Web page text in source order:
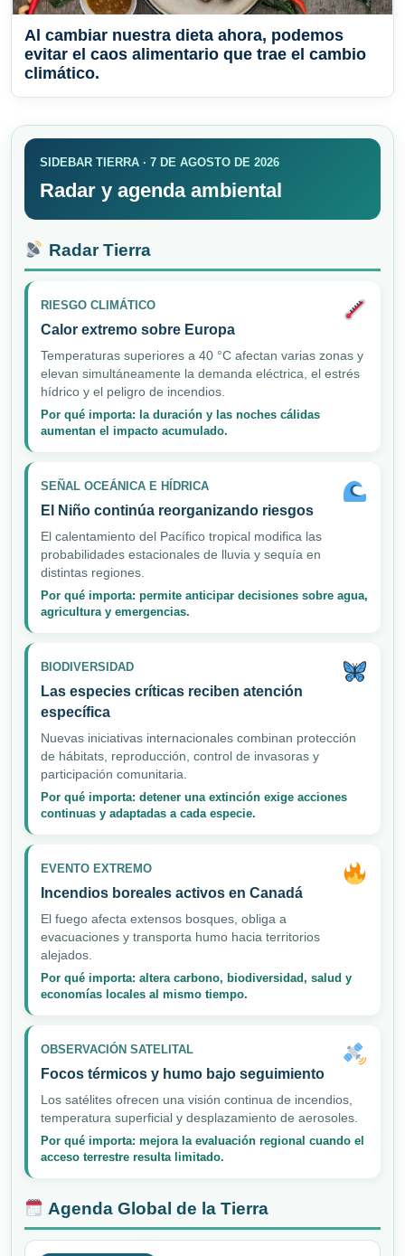
Al cambiar nuestra dieta ahora, podemos
evitar el caos alimentario que trae el cambio
climático.
SIDEBAR TIERRA · 7 DE AGOSTO DE 2026
Radar y agenda ambiental
Radar Tierra
RIESGO CLIMÁTICO
Calor extremo sobre Europa
Temperaturas superiores a 40 °C afectan varias zonas y
elevan simultáneamente la demanda eléctrica, el estrés
hídrico y el peligro de incendios.
Por qué importa: la duración y las noches cálidas
aumentan el impacto acumulado.
SEÑAL OCEÁNICA E HÍDRICA
El Niño continúa reorganizando riesgos
El calentamiento del Pacífico tropical modifica las
probabilidades estacionales de lluvia y sequía en
distintas regiones.
Por qué importa: permite anticipar decisiones sobre agua,
agricultura y emergencias.
BIODIVERSIDAD
Las especies críticas reciben atención
específica
Nuevas iniciativas internacionales combinan protección
de hábitats, reproducción, control de invasoras y
participación comunitaria.
Por qué importa: detener una extinción exige acciones
continuas y adaptadas a cada especie.
EVENTO EXTREMO
Incendios boreales activos en Canadá
El fuego afecta extensos bosques, obliga a
evacuaciones y transporta humo hacia territorios
alejados.
Por qué importa: altera carbono, biodiversidad, salud y
economías locales al mismo tiempo.
OBSERVACIÓN SATELITAL
Focos térmicos y humo bajo seguimiento
Los satélites ofrecen una visión continua de incendios,
temperatura superficial y desplazamiento de aerosoles.
Por qué importa: mejora la evaluación regional cuando el
acceso terrestre resulta limitado.
Agenda Global de la Tierra